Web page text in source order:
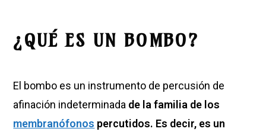
¿QUÉ ES UN BOMBO?
El bombo es un instrumento de percusión de
afinación indeterminada de la familia de los
membranófonos percutidos. Es decir, es un